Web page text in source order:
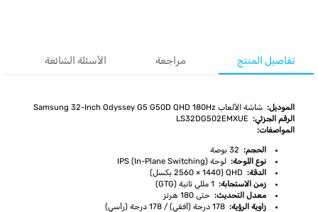
تفاصيل المنتج مراجعة الأسئلة الشائعة
الموديل: شاشة الألعاب Samsung 32-Inch Odyssey G5 G50D QHD 180Hz
الرقم الجزئي: LS32DG502EMXUE
المواصفات:
الحجم:
نوع اللوحة: لوحة IPS (In-Plane Switching)
الدقة:
زمن الاستجابة:
معدل التحديث: حتى 180 هرتز
زاوية الرؤية: 178 درجة (أفقي) / 178 درجة (رأسي)